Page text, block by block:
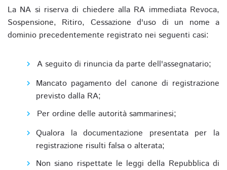
La NA si riserva di chiedere alla RA immediata Revoca,
Sospensione, Ritiro, Cessazione d'uso di un nome a
dominio precedentemente registrato nei seguenti casi:
A seguito di rinuncia da parte dell'assegnatario;
Mancato pagamento del canone di registrazione
previsto dalla RA;
Per ordine delle autorità sammarinesi;
Qualora la documentazione presentata per la
registrazione risulti falsa o alterata;
Non siano rispettate le leggi della Repubblica di